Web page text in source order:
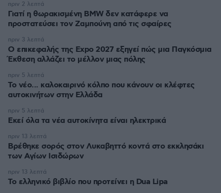
Γιατί η θωρακισμένη BMW δεν κατάφερε να
προστατεύσει τον Ζαμπούνη από τις σφαίρες
πριν 2 λεπτά
Ο επικεφαλής της Expo 2027 εξηγεί πώς μια Παγκόσμια
Έκθεση αλλάζει το μέλλον μιας πόλης
πριν 3 λεπτά
Το νέο... καλοκαιρινό κόλπο που κάνουν οι κλέφτες
αυτοκινήτων στην Ελλάδα
πριν 5 λεπτά
Εκεί όλα τα νέα αυτοκίνητα είναι ηλεκτρικά
πριν 5 λεπτά
Βρέθηκε σορός στον Λυκαβηττό κοντά στο εκκλησάκι
των Αγίων Ισιδώρων
πριν 13 λεπτά
Το ελληνικό βιβλίο που προτείνει η Dua Lipa
πριν 13 λεπτά